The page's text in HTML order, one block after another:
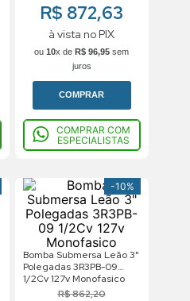
R$ 872,63
à vista no PIX
ou 10x de R$ 96,95 sem
juros
COMPRAR
COMPRAR COM
ESPECIALISTAS
-10%
Bomba Submersa Leão 3"
Polegadas 3R3PB-09
1/2Cv 127v Monofasico
R$862,20